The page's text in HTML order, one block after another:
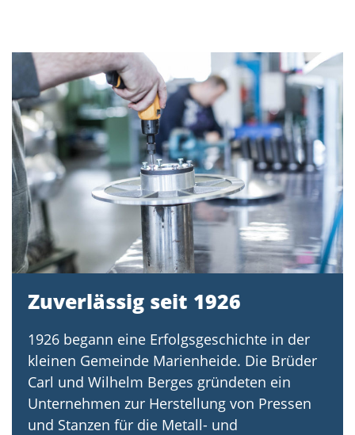
Zuverlässig seit 1926
1926 begann eine Erfolgsgeschichte in der
kleinen Gemeinde Marienheide. Die Brüder
Carl und Wilhelm Berges gründeten ein
Unternehmen zur Herstellung von Pressen
und Stanzen für die Metall- und